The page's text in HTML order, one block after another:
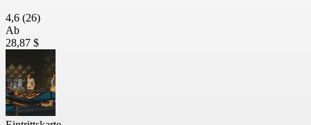
4,6 (26)
Ab
28,87 $